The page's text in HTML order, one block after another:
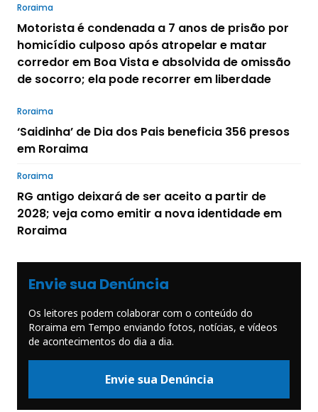
Roraima
Motorista é condenada a 7 anos de prisão por
homicídio culposo após atropelar e matar
corredor em Boa Vista e absolvida de omissão
de socorro; ela pode recorrer em liberdade
Roraima
‘Saidinha’ de Dia dos Pais beneficia 356 presos
em Roraima
Roraima
RG antigo deixará de ser aceito a partir de
2028; veja como emitir a nova identidade em
Roraima
Envie sua Denúncia
Os leitores podem colaborar com o conteúdo do
Roraima em Tempo enviando fotos, notícias, e vídeos
de acontecimentos do dia a dia.
Envie sua Denúncia